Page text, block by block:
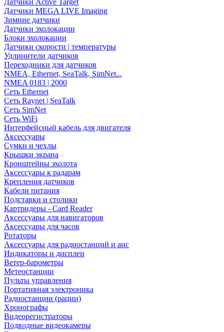
Датчики Active Target
Датчики MEGA LIVE Imaging
Зимние датчики
Датчики эхолокации
Блоки эхолокации
Датчики скорости | температуры
Удлинители датчиков
Переходники для датчиков
NMEA, Ethernet, SeaTalk, SimNet...
NMEA 0183 | 2000
Сеть Ethernet
Сеть Raynet | SeaTalk
Сеть SimNet
Сеть WiFi
Интерфейсный кабель для двигателя
Аксессуары
Сумки и чехлы
Крышки экрана
Кронштейны эхолота
Аксессуары к радарам
Крепления датчиков
Кабели питания
Подставки и столики
Картридеры - Card Reader
Аксессуары для навигаторов
Аксессуары для часов
Ротаторы
Аксессуары для радиостанций и аис
Индикаторы и дисплеи
Ветер-барометры
Метеостанции
Пульты управления
Портативная электроника
Радиостанции (рации)
Хронографы
Видеорегистраторы
Подводные видеокамеры